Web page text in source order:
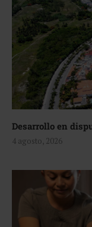
Desarrollo en
4 agosto, 2026